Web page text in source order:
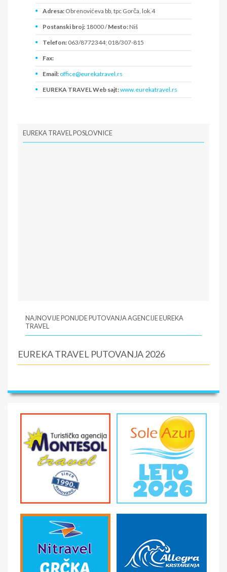
Adresa: Obrenovićeva bb, tpc Gorča, lok.4
Postanski broj: 18000 /Mesto: Niš
Telefon: 063/8772344; 018/307-815
Fax:
Email: office@eurekatravel.rs
EUREKA TRAVEL Web sajt:www.eurekatravel.rs
EUREKA TRAVEL POSLOVNICE
NAJNOVIJE PONUDE PUTOVANJA AGENCIJE EUREKA
TRAVEL
EUREKA TRAVEL PUTOVANJA 2026